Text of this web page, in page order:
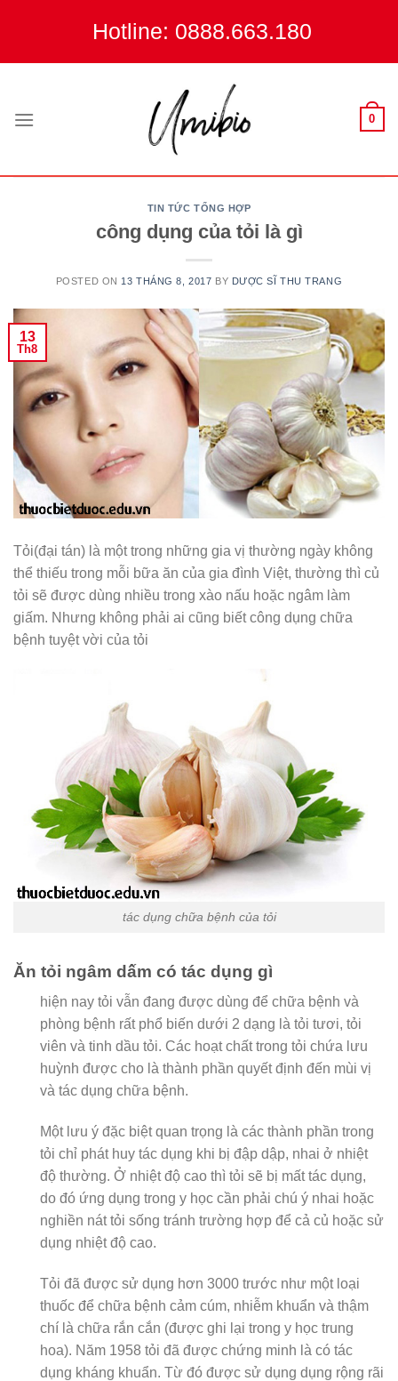
Hotline: 0888.663.180
0
TIN TỨC TỔNG HỢP
công dụng của tỏi là gì
POSTED ON 13 THÁNG 8, 2017 BY DƯỢC SĨ THU TRANG
13
Th8
Tỏi(đại tán) là một trong những gia vị thường ngày không
thể thiếu trong mỗi bữa ăn của gia đình Việt, thường thì củ
tỏi sẽ được dùng nhiều trong xào nấu hoặc ngâm làm
giấm. Nhưng không phải ai cũng biết công dụng chữa
bệnh tuyệt vời của tỏi
tác dụng chữa bệnh của tỏi
Ăn tỏi ngâm dấm có tác dụng gì
hiện nay tỏi vẫn đang được dùng để chữa bệnh và
phòng bệnh rất phổ biến dưới 2 dạng là tỏi tươi, tỏi
viên và tinh dầu tỏi. Các hoạt chất trong tỏi chứa lưu
huỳnh được cho là thành phần quyết định đến mùi vị
và tác dụng chữa bệnh.
Một lưu ý đặc biệt quan trọng là các thành phần trong
tỏi chỉ phát huy tác dụng khi bị đập dập, nhai ở nhiệt
độ thường. Ở nhiệt độ cao thì tỏi sẽ bị mất tác dụng,
do đó ứng dụng trong y học cần phải chú ý nhai hoặc
nghiền nát tỏi sống tránh trường hợp để cả củ hoặc sử
dụng nhiệt độ cao.
Tỏi đã được sử dụng hơn 3000 trước như một loại
thuốc để chữa bệnh cảm cúm, nhiễm khuẩn và thậm
chí là chữa rắn cắn (được ghi lại trong y học trung
hoa). Năm 1958 tỏi đã được chứng minh là có tác
dụng kháng khuẩn. Từ đó được sử dụng dụng rộng rãi